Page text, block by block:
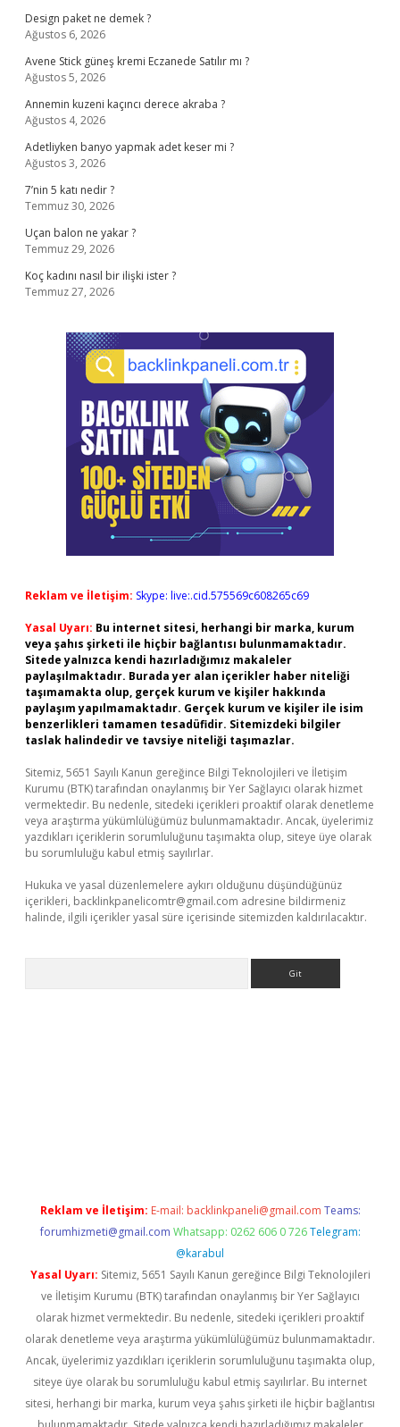
Design paket ne demek ?
Ağustos 6, 2026
Avene Stick güneş kremi Eczanede Satılır mı ?
Ağustos 5, 2026
Annemin kuzeni kaçıncı derece akraba ?
Ağustos 4, 2026
Adetliyken banyo yapmak adet keser mi ?
Ağustos 3, 2026
7’nin 5 katı nedir ?
Temmuz 30, 2026
Uçan balon ne yakar ?
Temmuz 29, 2026
Koç kadını nasıl bir ilişki ister ?
Temmuz 27, 2026
Reklam ve İletişim: Skype: live:.cid.575569c608265c69
Yasal Uyarı: Bu internet sitesi, herhangi bir marka, kurum
veya şahıs şirketi ile hiçbir bağlantısı bulunmamaktadır.
Sitede yalnızca kendi hazırladığımız makaleler
paylaşılmaktadır. Burada yer alan içerikler haber niteliği
taşımamakta olup, gerçek kurum ve kişiler hakkında
paylaşım yapılmamaktadır. Gerçek kurum ve kişiler ile isim
benzerlikleri tamamen tesadüfidir. Sitemizdeki bilgiler
taslak halindedir ve tavsiye niteliği taşımazlar.
Sitemiz, 5651 Sayılı Kanun gereğince Bilgi Teknolojileri ve İletişim
Kurumu (BTK) tarafından onaylanmış bir Yer Sağlayıcı olarak hizmet
vermektedir. Bu nedenle, sitedeki içerikleri proaktif olarak denetleme
veya araştırma yükümlülüğümüz bulunmamaktadır. Ancak, üyelerimiz
yazdıkları içeriklerin sorumluluğunu taşımakta olup, siteye üye olarak
bu sorumluluğu kabul etmiş sayılırlar.
Hukuka ve yasal düzenlemelere aykırı olduğunu düşündüğünüz
içerikleri, backlinkpanelicomtr@gmail.com adresine bildirmeniz
halinde, ilgili içerikler yasal süre içerisinde sitemizden kaldırılacaktır.
Reklam ve İletişim: E-mail: backlinkpaneli@gmail.com Teams:
forumhizmeti@gmail.com Whatsapp: 0262 606 0 726 Telegram:
@karabul
Yasal Uyarı: Sitemiz, 5651 Sayılı Kanun gereğince Bilgi Teknolojileri
ve İletişim Kurumu (BTK) tarafından onaylanmış bir Yer Sağlayıcı
olarak hizmet vermektedir. Bu nedenle, sitedeki içerikleri proaktif
olarak denetleme veya araştırma yükümlülüğümüz bulunmamaktadır.
Ancak, üyelerimiz yazdıkları içeriklerin sorumluluğunu taşımakta olup,
siteye üye olarak bu sorumluluğu kabul etmiş sayılırlar. Bu internet
sitesi, herhangi bir marka, kurum veya şahıs şirketi ile hiçbir bağlantısı